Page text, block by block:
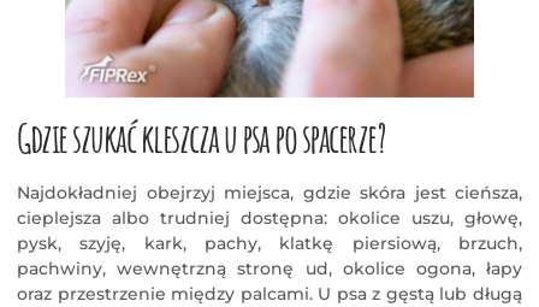
Gdzie szukać kleszcza u psa po spacerze?
Najdokładniej obejrzyj miejsca, gdzie skóra jest cieńsza,
cieplejsza albo trudniej dostępna: okolice uszu, głowę,
pysk, szyję, kark, pachy, klatkę piersiową, brzuch,
pachwiny, wewnętrzną stronę ud, okolice ogona, łapy
oraz przestrzenie między palcami. U psa z gęstą lub długą